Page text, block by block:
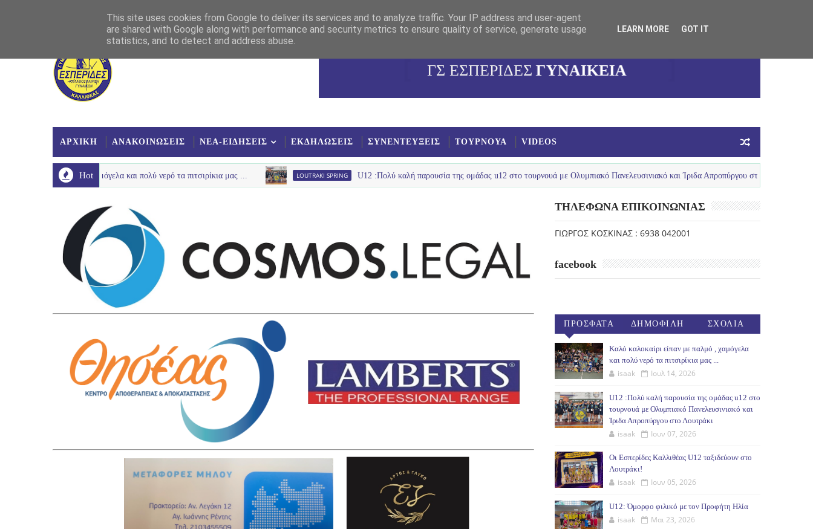
ΓΣ ΕΣΠΕΡΙΔΕΣ ΚΑΛΛΙΘΕΑΣ
ΓΥΝΑΙΚΕΙΑ
ΜΠΑΣΚΕΤ
ΑΡΧΙΚΗ ΑΝΑΚΟΙΝΩΣΕΙΣ ΝΕΑ-ΕΙΔΗΣΕΙΣ ΕΚΔΗΛΩΣΕΙΣ ΣΥΝΕΝΤΕΥΞΕΙΣ ΤΟΥΡΝΟΥΑ VIDEOS
Hot
με παλμό , χαμόγελα και πολύ νερό τα πιτσιρίκια μας ... LOUTRAKI SPRING U12 :Πολύ καλή παρουσία της ομάδας u12 στο τουρνουά με Ολυμπιακό Πανελευσινιακό και Ίριδα Απροπύργου στο Λουτράκι
ΤΗΛΕΦΩΝΑ ΕΠΙΚΟΙΝΩΝΙΑΣ
ΓΙΩΡΓΟΣ ΚΟΣΚΙΝΑΣ : 6938 042001
facebook
ΠΡΟΣΦΑΤΑ ΔΗΜΟΦΙΛΗ ΣΧΟΛΙΑ
Καλό καλοκαίρι είπαν με παλμό , χαμόγελα
και πολύ νερό τα πιτσιρίκια μας ...
isaak Ιουλ 14, 2026
U12 :Πολύ καλή παρουσία της ομάδας u12 στο
τουρνουά με Ολυμπιακό Πανελευσινιακό και
Ίριδα Απροπύργου στο Λουτράκι
isaak Ιουν 07, 2026
Οι Εσπερίδες Καλλιθέας U12 ταξιδεύουν στο
Λουτράκι!
isaak Ιουν 05, 2026
U12: Όμορφο φιλικό με τον Προφήτη Ηλία
isaak Μαι 23, 2026
This site uses cookies from Google to deliver its services and to analyze traffic. Your IP address and user-agent
are shared with Google along with performance and security metrics to ensure quality of service, generate usage
statistics, and to detect and address abuse.
LEARN MORE GOT IT